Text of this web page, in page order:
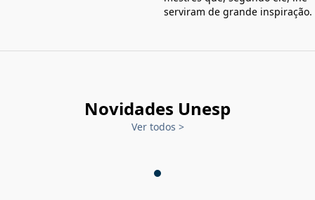
serviram de grande inspiração.
Novidades Unesp
Ver todos >